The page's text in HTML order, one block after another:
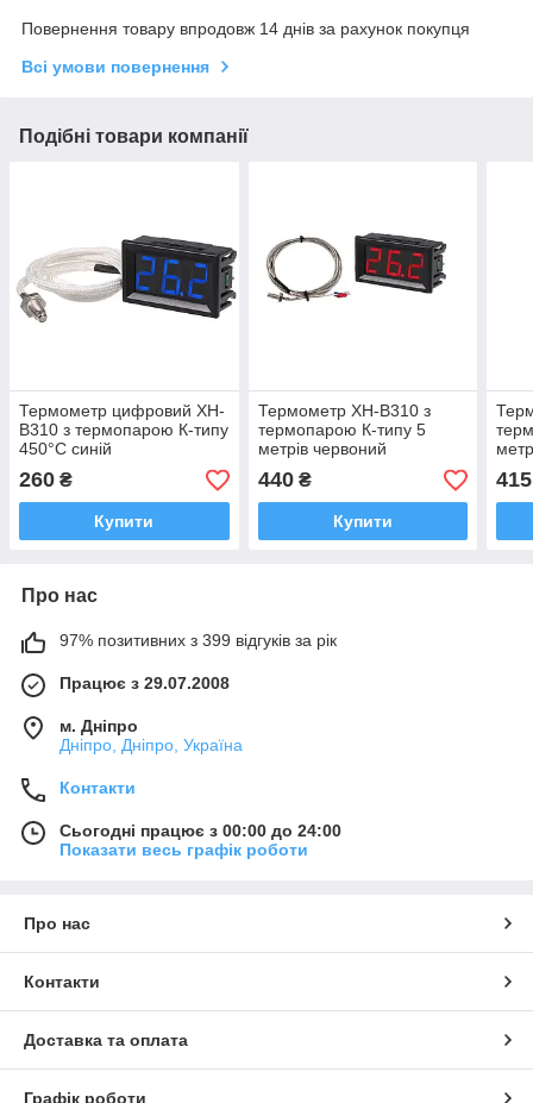
Повернення товару впродовж 14 днів за рахунок покупця
Всі умови повернення
Подібні товари компанії
Термометр цифровий XH-
B310 з термопарою К-типу
450°С синій
260 ₴
Купити
Термометр XH-B310 з
термопарою К-типу 5
метрів червоний
440₴
Купити
415
Про нас
97% позитивних з 399 відгуків за рік
Працює з 29.07.2008
м. Дніпро
Дніпро, Дніпро, Україна
Контакти
Сьогодні працює з 00:00 до 24:00
Показати весь графік роботи
Про нас
Контакти
Доставка та оплата
Графік роботи